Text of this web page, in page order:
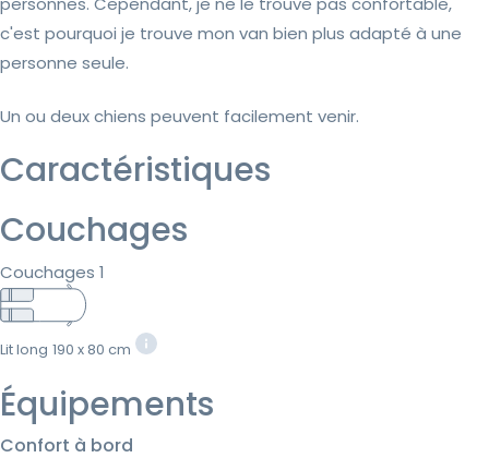
c'est pourquoi je trouve mon van bien plus adapté à une
personne seule.
Un ou deux chiens peuvent facilement venir.
Caractéristiques
Couchages
Couchages 1
Lit long 190 x 80 cm
Équipements
Confort à bord